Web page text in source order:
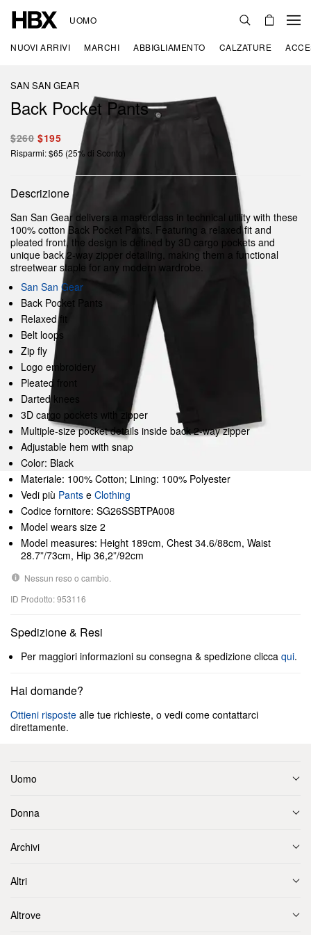
UOMO
NUOVI ARRIVI MARCHI ABBIGLIAMENTO CALZATURE
SAN SAN GEAR
Back Pocket Pants
$260 $195
Risparmi: $65 (25% di Sconto)
Descrizione
San San Gear delivers a masterclass in technical utility with these
100% cotton Back Pocket Pants. Featuring a relaxed fit and
pleated front, the design is defined by 3D cargo pockets and
unique back 2-way zipper detailing, making them a functional
streetwear staple for any modern wardrobe.
San San Gear
Back Pocket Pants
Relaxed fit
Belt loops
Zip fly
Logo embroidery
Pleated front
Darted knees
3D cargo pockets with zipper
Multiple-size pocket details inside back 2-way zipper
Adjustable hem with snap
Color: Black
Materiale: 100% Cotton; Lining: 100% Polyester
Vedi più Pants e Clothing
Codice fornitore: SG26SSBTPA008
Model wears size 2
Model measures: Height 189cm, Chest 34.6/88cm, Waist
28.7”/73cm, Hip 36,2”/92cm
Nessun reso o cambio.
ID Prodotto: 953116
Spedizione & Resi
Per maggiori informazioni su consegna & spedizione clicca qui.
Hai domande?
Ottieni risposte alle tue richieste, o vedi come contattarci
direttamente.
Uomo
Donna
Archivi
Altri
Altrove